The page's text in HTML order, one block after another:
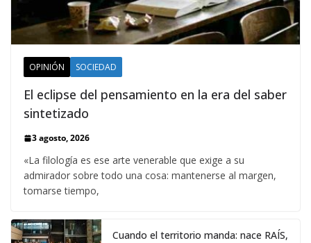
OPINIÓN SOCIEDAD
El eclipse del pensamiento en la era del saber
sintetizado
3 agosto, 2026
«La filología es ese arte venerable que exige a su
admirador sobre todo una cosa: mantenerse al margen,
tomarse tiempo,
Cuando el territorio manda: nace RAÍS,